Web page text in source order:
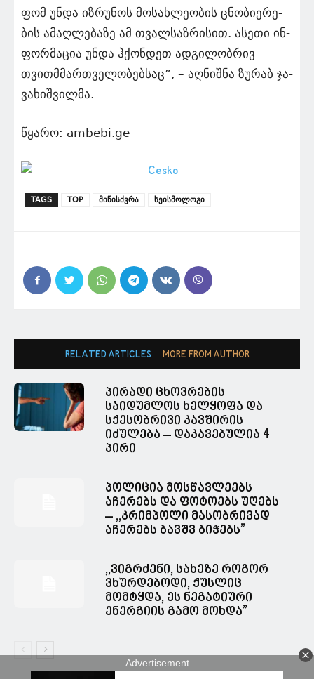
ფომ უნდა იზ­რუ­ნოს მო­სახ­ლე­ო­ბის ცნო­ბი­ე­რე­
ბის ამაღ­ლე­ბა­ზე ამ თვალ­საზ­რი­სით. ასე­თი ინ­
ფორ­მა­ცია უნდა ჰქონ­დეთ ად­გი­ლობ­რივ
თვით­მმარ­თვე­ლო­ბებ­საც”, – აღნიშნა ზუ­რაბ ჯა­
ვა­ხიშ­ვი­ლმა.
წყარო: ambebi.ge
TAGS TOP მიწისძვრა სეისმოლოგი
RELATED ARTICLES MORE FROM AUTHOR
პირადი ცხოვრების
საიდუმლოს ხელყოფა და
სქესობრივი კავშირის
იძულება – დაკავებულია 4
პირი
პოლიცია მოსწავლეებს
აჩერებს და ფოტოებს უღებს
– ,,კრიმპოლი მასობრივად
აჩერებს ბავშვ ბიჭებს”
,,ვიგრძენი, სახეზე როგორ
ვხურდებოდი, ქუსლიც
მომტყდა, ეს ნეგატიური
ენერგიის გამო მოხდა”